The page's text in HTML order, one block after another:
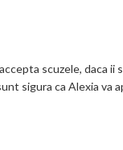
scuzele, daca ii
sigura ca Alexia va